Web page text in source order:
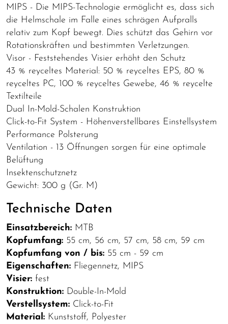
MIPS - Die MIPS-Technologie ermöglicht es, dass sich
die Helmschale im Falle eines schrägen Aufpralls
relativ zum Kopf bewegt. Dies schützt das Gehirn vor
Rotationskräften und bestimmten Verletzungen.
Visor - Feststehendes Visier erhöht den Schutz
43 % reyceltes Material: 50 % reyceltes EPS, 80 %
reyceltes PC, 100 % reyceltes Gewebe, 46 % reycelte
Textilteile
Dual In-Mold-Schalen Konstruktion
Click-to-Fit System - Höhenverstellbares Einstellsystem
Performance Polsterung
Ventilation - 13 Öffnungen sorgen für eine optimale
Belüftung
Insektenschutznetz
Gewicht: 300 g (Gr. M)
Technische Daten
Einsatzbereich: MTB
Kopfumfang: 55 cm, 56 cm, 57 cm, 58 cm, 59 cm
Kopfumfang von / bis: 55 cm - 59 cm
Eigenschaften: Fliegennetz, MIPS
Visier: fest
Konstruktion: Double-In-Mold
Verstellsystem: Click-to-Fit
Material: Kunststoff, Polyester